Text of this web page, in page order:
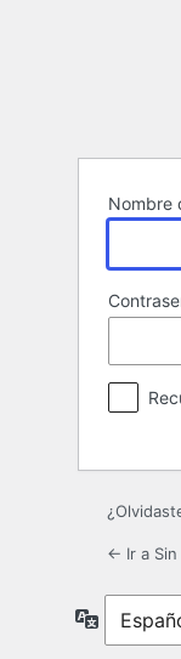
Nombre
← Ir a Sin
Idioma